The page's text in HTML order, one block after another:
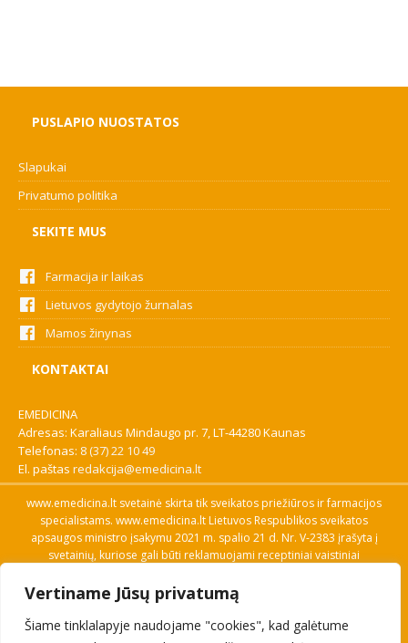
Vertiname Jūsų privatumą
Šiame tinklalapyje naudojame "cookies", kad galėtume
PUSLAPIO NUOSTATOS
Slapukai
Privatumo politika
SEKITE MUS
Farmacija ir laikas
Lietuvos gydytojo žurnalas
Mamos žinynas
KONTAKTAI
EMEDICINA
Adresas: Karaliaus Mindaugo pr. 7, LT-44280 Kaunas
Telefonas: 8 (37) 22 10 49
El. paštas redakcija@emedicina.lt
www.emedicina.lt svetainė skirta tik sveikatos priežiūros ir farmacijos
specialistams. www.emedicina.lt Lietuvos Respublikos sveikatos
apsaugos ministro įsakymu 2021 m. spalio 21 d. Nr. V-2383 įrašyta į
svetainių, kuriose gali būti reklamuojami receptiniai vaistiniai
savo profesinę kvalifikaciją. Naudingos nuorodos: Vaistų ir medicinos
pagalbos priemonių kainų paieška, VVKT tinklalapis, Sveikatos
priežiūros ar farmacijos specialisto pranešimo apie įtariamą